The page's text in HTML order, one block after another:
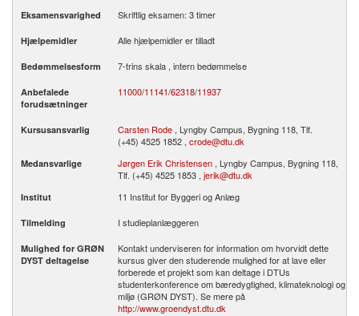
Eksamensvarighed Skriftlig eksamen: 3 timer
Hjælpemidler Alle hjælpemidler er tilladt
Bedømmelsesform 7-trins skala , intern bedømmelse
Anbefalede
forudsætninger
11000/11141/62318/11937
Kursusansvarlig Carsten Rode , Lyngby Campus, Bygning 118, Tlf.
(+45) 4525 1852 , crode@dtu.dk
Medansvarlige Jørgen Erik Christensen , Lyngby Campus, Bygning 118,
Tlf. (+45) 4525 1853 , jerik@dtu.dk
Institut 11 Institut for Byggeri og Anlæg
Tilmelding I studieplanlæggeren
Mulighed for GRØN
DYST deltagelse
Kontakt underviseren for information om hvorvidt dette
kursus giver den studerende mulighed for at lave eller
forberede et projekt som kan deltage i DTUs
studenterkonference om bæredygtighed, klimateknologi og
miljø (GRØN DYST). Se mere på
http://www.groendyst.dtu.dk